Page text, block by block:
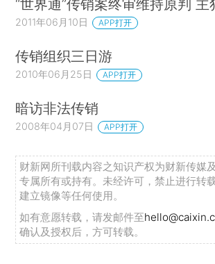
“世界通”传销案终审维持原判 主
2011年06月10日 APP打开
传销组织三日游
2010年06月25日 APP打开
暗访非法传销
2008年04月07日 APP打开
财新网所刊载内容之知识产权为财新传媒
专属所有或持有。未经许可，禁止进行转
建立镜像等任何使用。
如有意愿转载，请发邮件至
确认及授权后，方可转载。